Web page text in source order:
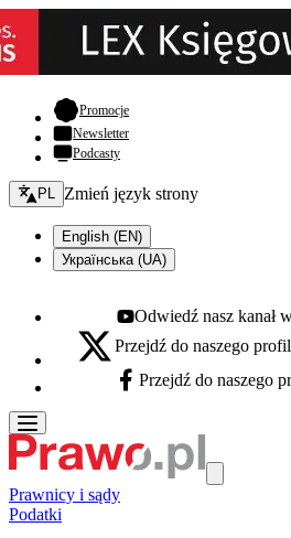
Promocje- otwiera się w nowej karcie
Newsletter
Podcasty
Zmień język - bieżący:
PL Zmień język strony
English (EN)
Українська (UA)
Youtube - otwiera się w nowej
Odwiedź nasz kanał
X - otwiera się w nowej karcie
Przejdź do naszego
Facebook - otwiera się w nowej
Przejdź do naszego
Prawnicy i sądy
Podatki